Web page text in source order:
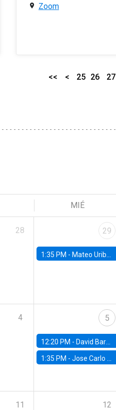
Zoom
<< < 25 26 27
MIÉ
28 29
1:35 PM - Mateo Uribe-Castro, Universidad de los Andes (Colombia)
4 5
12:20 PM - David Bardey, Universidad de los Andes - CEDE
1:35 PM -Jose Carlo Bermudez, UC (ME) & World Bank
11 12